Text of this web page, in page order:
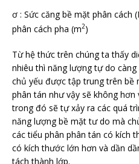
ơ : Sức căng bề mặt phân cách
phân cách pha (m2)
Từ hệ thức trên chúng ta thấy
nhiêu thì năng lượng tự do
chủ yếu được tập trung trên bề
phân tán như vậy sẽ không
trong đó sẽ tự xảy ra các quá
năng lượng bề mặt tư do mà
các tiểu phân phân tán có kích
có kích thước lớn hơn và dần
tách thành lớp.